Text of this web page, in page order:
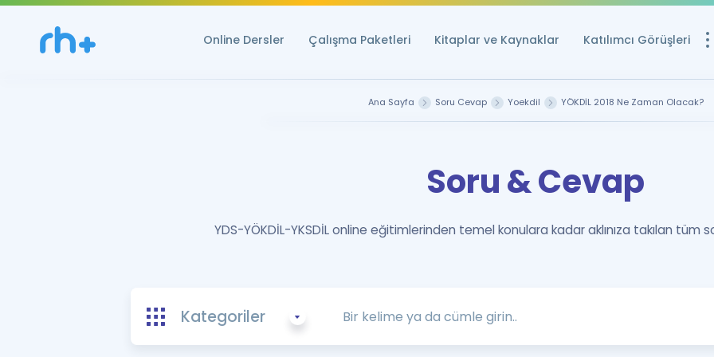
Online Dersler Çalışma Paketleri Kitaplar ve Kaynaklar Katılımcı Görüşleri
Ücretsiz
YDS ve YÖKDİL
YDS ve YÖKDİL
Tüm ÖSYM
Ana Sayfa Soru Cevap Yoekdil YÖKDİL 2018 Ne Zaman Olacak?
Soru & Cevap
YDS-YÖKDİL-YKSDİL online eğitimlerinden temel konulara kadar aklınıza takılan tüm
Kategoriler